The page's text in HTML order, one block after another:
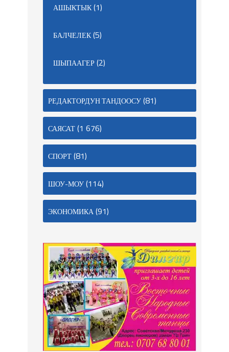
АШЫКТЫК(1)
БАЛЧЕЛЕК(5)
ШЫПААГЕР(2)
РЕДАКТОРДУН ТАНДООСУ(81)
САЯСАТ(1 676)
СПОРТ(81)
ШОУ-МОУ(114)
ЭКОНОМИКА(91)